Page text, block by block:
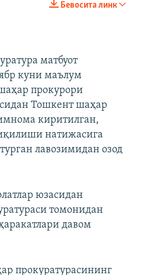
Бевосита линк
матбуот
куни маълум
прокурори
Тошкент шаҳар
киритилган,
натижасига
лавозимидан озод
юзасидан
томонидан
давом
прокуратурасининг